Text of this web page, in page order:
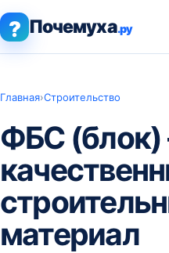
? Почемуха.ру
Главная›Строительство
ФБС (блок)
материал